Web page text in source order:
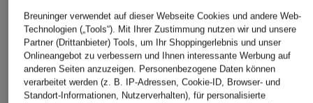
+Aktionsrabatt
DRYKORN
Sweatshirt KARIO
+Aktionsrabatt
A.P.C.
Sweatshirt
Marc O'Polo
Sweatshirt
129,95 €
Breuninger verwendet auf dieser Webseite Cookies und andere Web-
Technologien („Tools“). Mit Ihrer Zustimmung nutzen wir und unsere
Partner (Drittanbieter) Tools, um Ihr Shoppingerlebnis und unser
Onlineangebot zu verbessern und Ihnen interessante Werbung auf
anderen Seiten anzuzeigen. Personenbezogene Daten können
verarbeitet werden (z. B. IP-Adressen, Cookie-ID, Browser- und
Standort-Informationen, Nutzerverhalten), für personalisierte